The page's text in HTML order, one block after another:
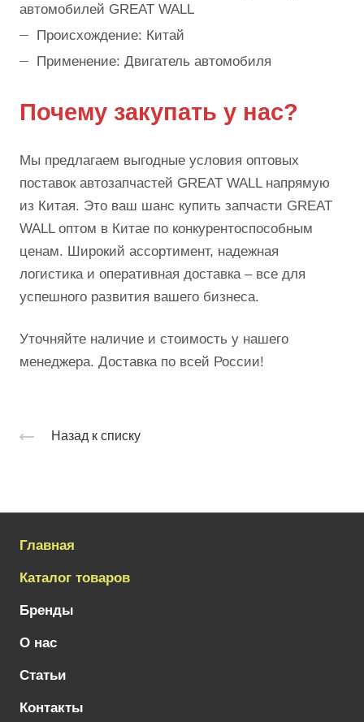
автомобилей GREAT WALL
Происхождение: Китай
Применение: Двигатель автомобиля
Почему закупать у нас?
Мы предлагаем выгодные условия оптовых
поставок автозапчастей GREAT WALL напрямую
из Китая. Это ваш шанс купить запчасти GREAT
WALL оптом в Китае по конкурентоспособным
ценам. Широкий ассортимент, надежная
логистика и оперативная доставка – все для
успешного развития вашего бизнеса.
Уточняйте наличие и стоимость у нашего
менеджера. Доставка по всей России!
Назад к списку
Главная
Каталог товаров
Бренды
О нас
Статьи
Контакты